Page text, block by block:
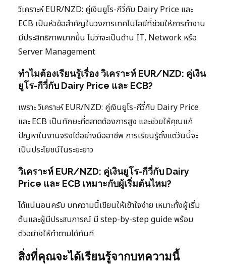
วิเคราะห์ EUR/NZD: คู่เงินยูโร-กีวี่กับ Dairy Price และ
ECB เป็นหัวข้อสำคัญในวงการเทคโนโลยีที่ช่วยให้การทำงาน
มีประสิทธิภาพมากขึ้น ไม่ว่าจะเป็นด้าน IT, Network หรือ
Server Management
ทำไมต้องเรียนรู้เรื่อง วิเคราะห์ EUR/NZD: คู่เงิน
ยูโร-กีวี่กับ Dairy Price และ ECB?
เพราะ วิเคราะห์ EUR/NZD: คู่เงินยูโร-กีวี่กับ Dairy Price
และ ECB เป็นทักษะที่ตลาดต้องการสูง และช่วยให้คุณแก้
ปัญหาในงานจริงได้อย่างมืออาชีพ การเรียนรู้ตั้งแต่วันนี้จะ
เป็นประโยชน์ในระยะยาว
วิเคราะห์ EUR/NZD: คู่เงินยูโร-กีวี่กับ Dairy
Price และ ECB เหมาะกับผู้เริ่มต้นไหม?
ได้แน่นอนครับ บทความนี้เขียนให้เข้าใจง่าย เหมาะทั้งผู้เริ่ม
ต้นและผู้มีประสบการณ์ มี step-by-step guide พร้อม
ตัวอย่างให้ทำตามได้ทันที
สิ่งที่คุณจะได้เรียนรู้จากบทความนี้